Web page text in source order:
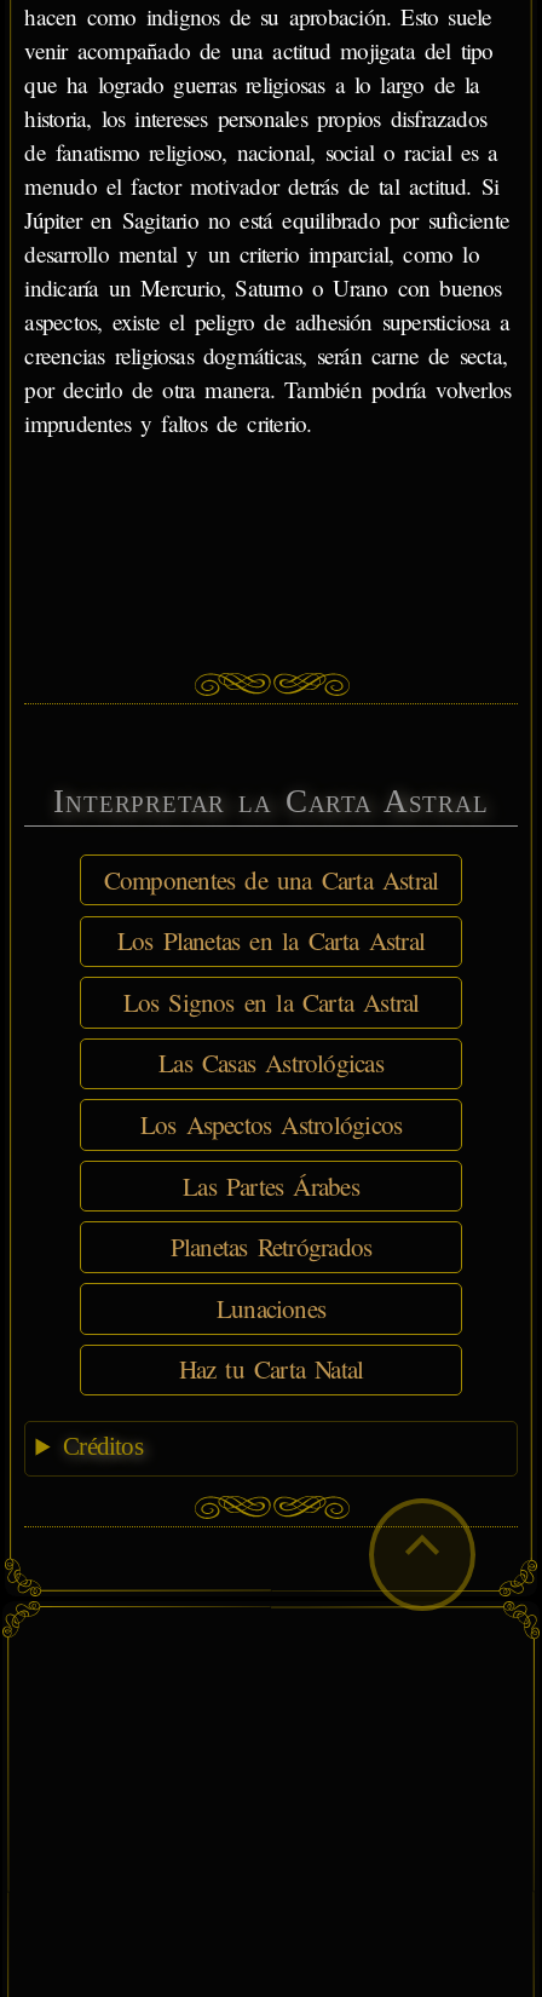
hacen como indignos de su aprobación. Esto suele
venir acompañado de una actitud mojigata del tipo
que ha logrado guerras religiosas a lo largo de la
historia, los intereses personales propios disfrazados
de fanatismo religioso, nacional, social o racial es a
menudo el factor motivador detrás de tal actitud. Si
Júpiter en Sagitario no está equilibrado por suficiente
desarrollo mental y un criterio imparcial, como lo
indicaría un Mercurio, Saturno o Urano con buenos
aspectos, existe el peligro de adhesión supersticiosa a
creencias religiosas dogmáticas, serán carne de secta,
por decirlo de otra manera. También podría volverlos
imprudentes y faltos de criterio.
Interpretar la Carta Astral
Componentes de una Carta Astral
Los Planetas en la Carta Astral
Los Signos en la Carta Astral
Las Casas Astrológicas
Los Aspectos Astrológicos
Las Partes Árabes
Planetas Retrógrados
Lunaciones
Haz tu Carta Natal
Créditos